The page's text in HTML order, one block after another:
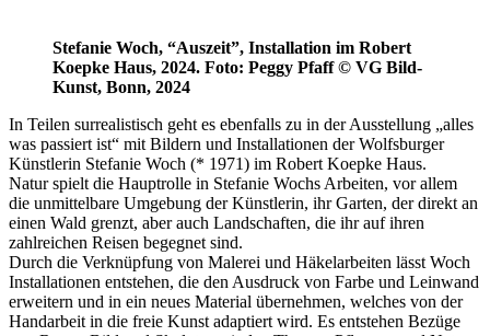
Stefanie Woch, “Auszeit”, Installation im Robert
Koepke Haus, 2024. Foto: Peggy Pfaff © VG Bild-
Kunst, Bonn, 2024
In Teilen surrealistisch geht es ebenfalls zu in der Ausstellung „alles
was passiert ist“ mit Bildern und Installationen der Wolfsburger
Künstlerin Stefanie Woch (* 1971) im Robert Koepke Haus.
Natur spielt die Hauptrolle in Stefanie Wochs Arbeiten, vor allem
die unmittelbare Umgebung der Künstlerin, ihr Garten, der direkt an
einen Wald grenzt, aber auch Landschaften, die ihr auf ihren
zahlreichen Reisen begegnet sind.
Durch die Verknüpfung von Malerei und Häkelarbeiten lässt Woch
Installationen entstehen, die den Ausdruck von Farbe und Leinwand
erweitern und in ein neues Material übernehmen, welches von der
Handarbeit in die freie Kunst adaptiert wird. Es entstehen Bezüge